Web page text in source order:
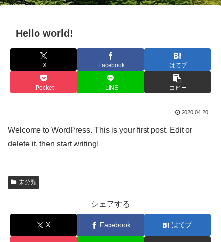
Hello world!
X Facebook はてブ
Pocket LINE コピー
2020.04.20
Welcome to WordPress. This is your first post. Edit or
delete it, then start writing!
未分類
シェアする
X Facebook はてブ